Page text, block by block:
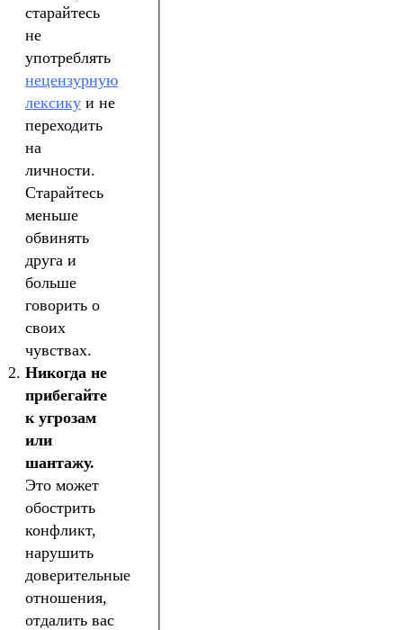
старайтесь
не
употреблять
нецензурную
лексику и не
переходить
на
личности.
Старайтесь
меньше
обвинять
друга и
больше
говорить о
своих
чувствах.
Никогда не
прибегайте
к угрозам
или
шантажу.
Это может
обострить
конфликт,
нарушить
доверительные
отношения,
отдалить вас